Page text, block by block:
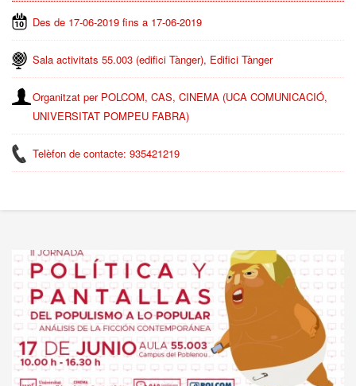
Des de 17-06-2019 fins a 17-06-2019
Sala activitats 55.003 (edifici Tànger), Edifici Tànger
Organitzat per POLCOM, CAS, CINEMA (UCA COMUNICACIÓ,
UNIVERSITAT POMPEU FABRA)
Telèfon de contacte: 935421219